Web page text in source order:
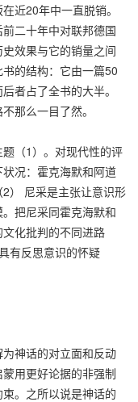
近20年中一直脱销。
二十年中对联邦德国
效果与它的销量之间
的结构：它由一篇50
者占了全书的大半。
那么一目了然。
（1）。对现代性的评
况：霍克海默和阿道
） 尼采是主张让意识形
把尼采同霍克海默和
化批判的不同进路
有反思意识的怀疑
神话的对立面和反动
用更好论据的非强制
。之所以说是神话的